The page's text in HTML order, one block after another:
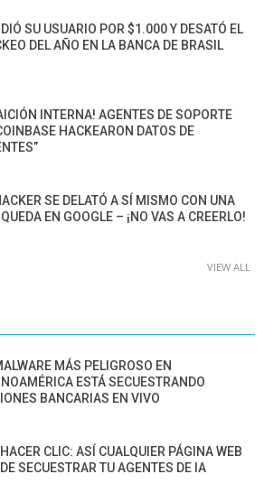
SU USUARIO POR $1.000 Y DESATÓ EL
DEL AÑO EN LA BANCA DE BRASIL
INTERNA! AGENTES DE SOPORTE
HACKEARON DATOS DE
SE DELATÓ A SÍ MISMO CON UNA
EN GOOGLE – ¡NO VAS A CREERLO!
VIEW ALL
MÁS PELIGROSO EN
ESTÁ SECUESTRANDO
BANCARIAS EN VIVO
CLIC: ASÍ CUALQUIER PÁGINA WEB
SECUESTRAR TU AGENTES DE IA